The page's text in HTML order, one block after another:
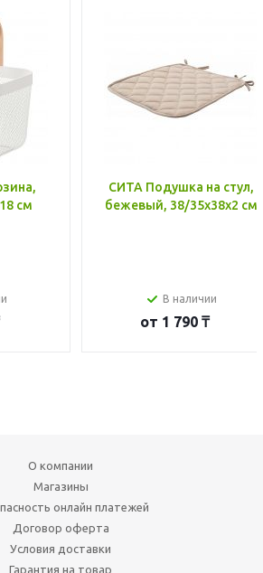
см
СИТА Подушка на стул,
бежевый, 38/35x38x2 см
В наличии
от 1 790 ₸
О компании
Магазины
онлайн платежей
Договор оферта
Условия доставки
Гарантия на товар